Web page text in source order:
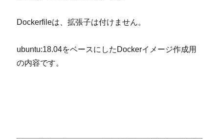
Dockerfileは、拡張子は付けません。
ubuntu:18.04をベースにしたDockerイメージ作成用
の内容です。